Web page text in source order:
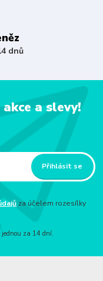
dnů
a slevy!
Přihlásit se
za účelem rozesílky
za 14 dní.